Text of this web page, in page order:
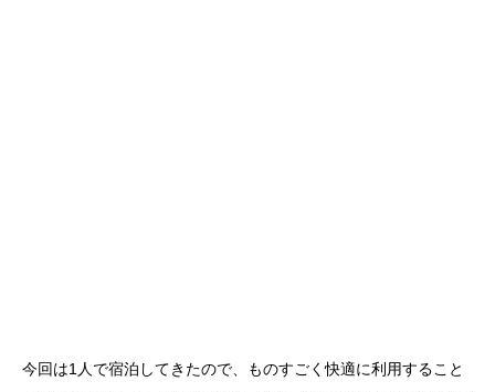
今回は1人で宿泊してきたので、ものすごく快適に利用すること